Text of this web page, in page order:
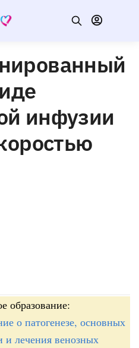
инфузии
образование:
о патогенезе, основных
лечения венозных